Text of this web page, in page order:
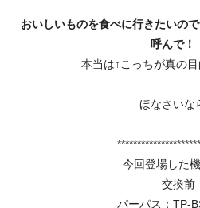
おいしいものを食べに行きたいの
呼んで！
本当は↑こっちが真の目
ほなさい
今回登場した
交換前
パーパス：TP-